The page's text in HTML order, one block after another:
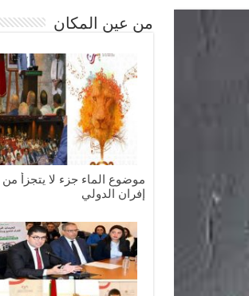
من عين المكان
موضوع الماء جزء لا يتجزأ
إفران الدولي